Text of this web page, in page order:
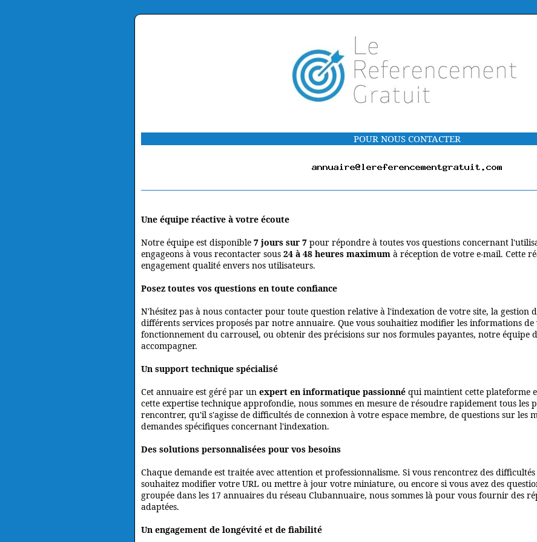
POUR NOUS CONTACTER
Une équipe réactive à votre écoute
Notre équipe est disponible 7 jours sur 7 pour répondre à toutes vos questions concernant
engageons à vous recontacter sous 24 à 48 heures maximum à réception de votre e-mail. Cette
engagement qualité envers nos utilisateurs.
Posez toutes vos questions en toute confiance
N'hésitez pas à nous contacter pour toute question relative à l'indexation de votre site, la gestion
différents services proposés par notre annuaire. Que vous souhaitiez modifier les informations
fonctionnement du carrousel, ou obtenir des précisions sur nos formules payantes, notre équipe
accompagner.
Un support technique spécialisé
Cet annuaire est géré par un expert en informatique passionné qui maintient cette plateforme
cette expertise technique approfondie, nous sommes en mesure de résoudre rapidement tous les
rencontrer, qu'il s'agisse de difficultés de connexion à votre espace membre, de questions sur les
demandes spécifiques concernant l'indexation.
Des solutions personnalisées pour vos besoins
Chaque demande est traitée avec attention et professionnalisme. Si vous rencontrez des
souhaitez modifier votre URL ou mettre à jour votre miniature, ou encore si vous avez des
groupée dans les 17 annuaires du réseau Clubannuaire, nous sommes là pour vous fournir des
adaptées.
Un engagement de longévité et de fiabilité